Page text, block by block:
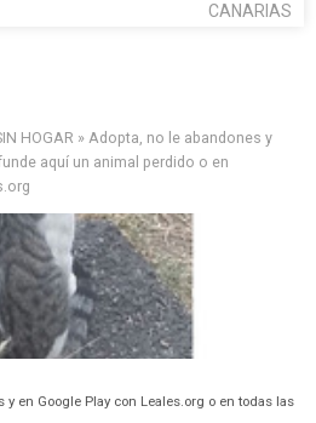
CANARIAS
HOGAR » Adopta, no le abandones y
aquí un animal perdido o en
en Google Play con Leales.org o en todas las